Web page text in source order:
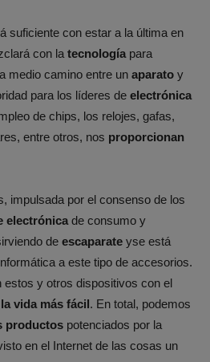
suficiente con estar a la última en
con la tecnología para
medio camino entre un aparato y
para los líderes de electrónica
de chips, los relojes, gafas,
entre otros, nos proporcionan
impulsada por el consenso de los
electrónica de consumo y
de escaparate yse está
a este tipo de accesorios.
estos y otros dispositivos con el
vida más fácil. En total, podemos
productos potenciados por la
en el Internet de las cosas un